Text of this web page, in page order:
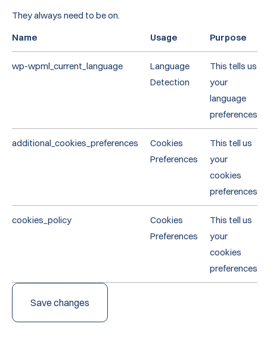
They always need to be on.
Name
Usage Purpose
wp-wpml_current_language
Language
Detection
This tells us
your
language
preferences
additional_cookies_preferences
Cookies
Preferences
This tell us
your
cookies
preferences
cookies_policy
Cookies
Preferences
This tell us
your
cookies
preferences
Save changes